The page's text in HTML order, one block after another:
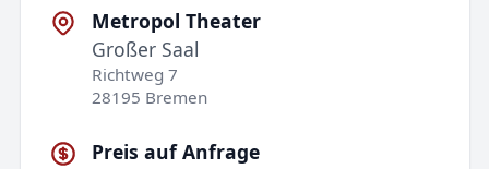
Metropol Theater
Großer Saal
Richtweg 7
28195 Bremen
Preis auf Anfrage